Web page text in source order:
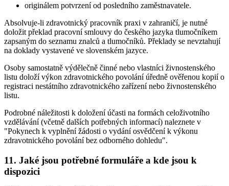
originálem potvrzení od posledního zaměstnavatele.
Absolvuje-li zdravotnický pracovník praxi v zahraničí, je nutné
doložit překlad pracovní smlouvy do českého jazyka tlumočníkem
zapsaným do seznamu znalců a tlumočníků. Překlady se nevztahují
na doklady vystavené ve slovenském jazyce.
Osoby samostatně výdělečně činné nebo vlastníci živnostenského
listu doloží výkon zdravotnického povolání úředně ověřenou kopií o
registraci nestátního zdravotnického zařízení nebo živnostenského
listu.
Podrobné náležitosti k doložení účasti na formách celoživotního
vzdělávání (včetně dalších potřebných informací) naleznete v
"Pokynech k vyplnění žádosti o vydání osvědčení k výkonu
zdravotnického povolání bez odborného dohledu".
11. Jaké jsou potřebné formuláře a kde jsou k
dispozici